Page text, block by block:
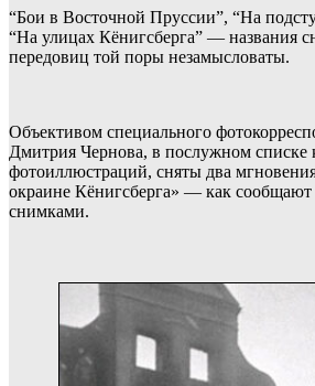
“Бои в Восточной Пруссии”, “На
“На улицах Кёнигсберга” — названия
передовиц той поры незамысловаты.
Объективом специального
Дмитрия Чернова, в послужном списке
фотоиллюстраций, сняты два
окраине Кёнигсберга» — как
снимками.